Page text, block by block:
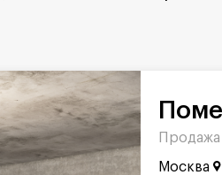
Продажа
Москва